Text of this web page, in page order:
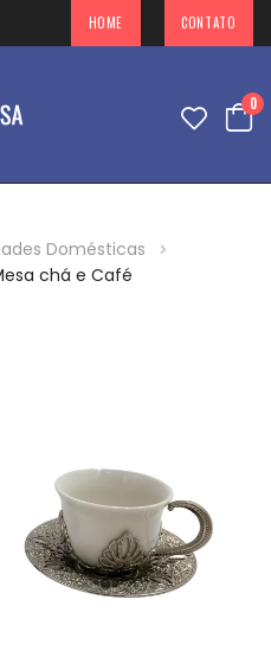
HOME CONTATO
0
Domésticas
chá e Café